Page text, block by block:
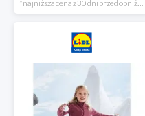
*najniższa cena z 30 dni przed obniżką